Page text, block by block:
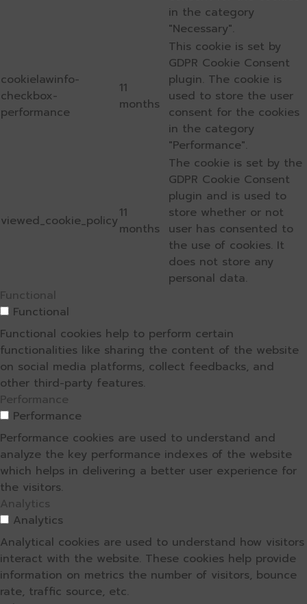
in the category
"Necessary".
cookielawinfo-
checkbox-
performance
11
months
This cookie is set by
GDPR Cookie Consent
plugin. The cookie is
used to store the user
consent for the cookies
in the category
"Performance".
viewed_cookie_policy11
months
The cookie is set by the
GDPR Cookie Consent
plugin and is used to
store whether or not
user has consented to
the use of cookies. It
does not store any
personal data.
Functional
Functional
Functional cookies help to perform certain
functionalities like sharing the content of the website
on social media platforms, collect feedbacks, and
other third-party features.
Performance
Performance
Performance cookies are used to understand and
analyze the key performance indexes of the website
which helps in delivering a better user experience for
the visitors.
Analytics
Analytics
Analytical cookies are used to understand how visitors
interact with the website. These cookies help provide
information on metrics the number of visitors, bounce
rate, traffic source, etc.